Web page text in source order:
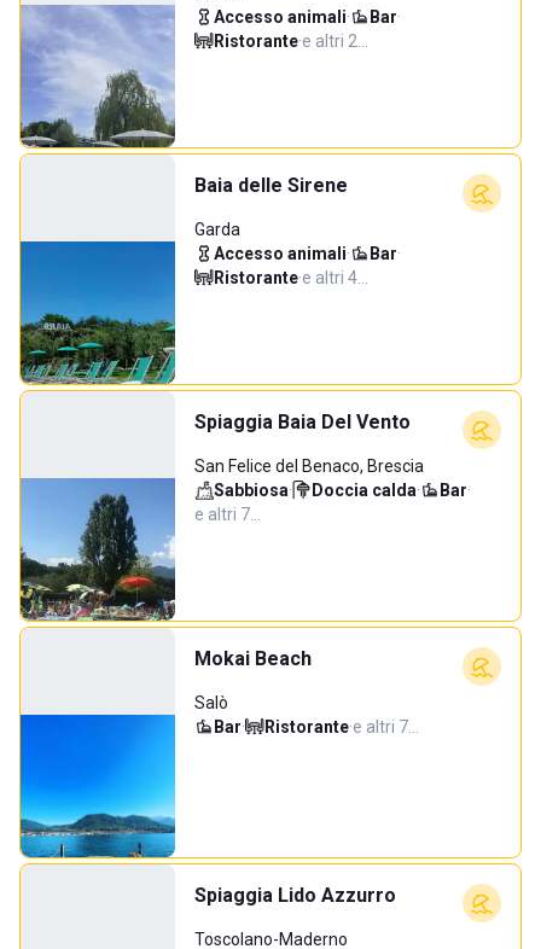
Accesso animali· Bar·
Ristorante·e altri 2…
Baia delle Sirene
Garda
Accesso animali· Bar·
Ristorante·e altri 4…
Spiaggia Baia Del Vento
San Felice del Benaco, Brescia
Sabbiosa· Doccia calda· Bar·
e altri 7…
Mokai Beach
Salò
Bar· Ristorante·e altri 7…
Spiaggia Lido Azzurro
Toscolano-Maderno